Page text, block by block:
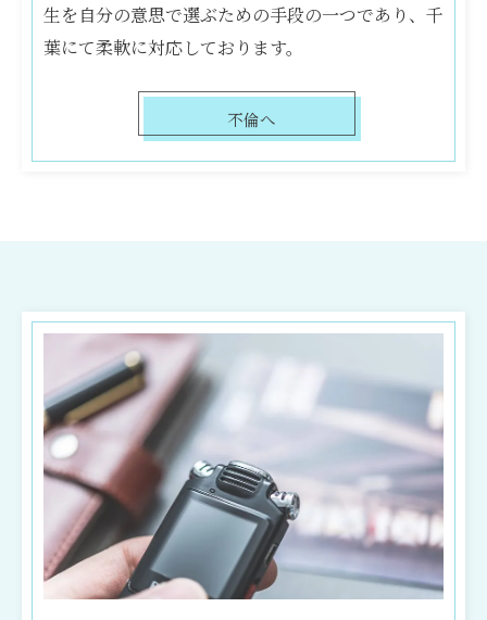
生を自分の意思で選ぶための手段の一つであり、千
葉にて柔軟に対応しております。
不倫へ